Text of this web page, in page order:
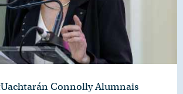
Connolly Alumnais